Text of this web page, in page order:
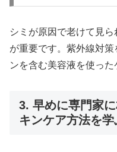
シミが原因で老けて見
が重要です。紫外線対
ンを含む美容液を使った
3. 早めに専門家
キンケア方法を